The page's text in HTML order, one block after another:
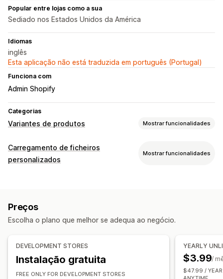
Popular entre lojas como a sua
Sediado nos Estados Unidos da América
Idiomas
inglês
Esta aplicação não está traduzida em português (Portugal)
Funciona com
Admin Shopify
Categorias
Variantes de produtos Mostrar funcionalidades
Personalização
Caixas de verificação
Preços
Preços dinâmicos Suplementos
Inventário
Disponibilidade de stock
Mostrar o que há em stock
Carregamento de ficheiros
personalizados
Mostrar funcionalidades
Gestão de ficheiros
Preços
Escolha o plano que melhor se adequa ao negócio.
DEVELOPMENT STORES
Instalação gratuita
FREE ONLY FOR DEVELOPMENT STORES
YEARLY
$3.99/
$47.99 / YEAR